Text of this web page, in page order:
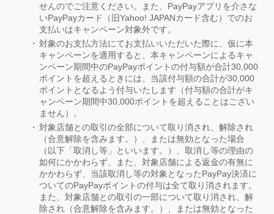
せんのでご注意ください。また、PayPayアプリを介さな
いPayPayカード（旧Yahoo! JAPANカード含む）でのお
支払いはキャンペーン対象外です。
対象のお支払方法にてお支払いいただいた際に、仮に本
キャンペーンを適用すると、本キャンペーンによるキャ
ンペーン期間中のPayPayポイントの付与額が合計30,000
ポイントを超えるときには、当該付与額の合計が30,000
ポイントとなるよう付与いたします（付与額の合計がキ
ャンペーン期間中30,000ポイントを超えることはござい
ません）。
対象店舗との取引の全部について取り消され、解除され
（合意解除を含みます。）、または無効となった場合
（以下「取消し等」といいます。）、取消し等の理由の
如何にかかわらず、また、対象店舗による返金の有無に
かかわらず、当該取消し等の対象となったPayPay決済に
ついてのPayPayポイントの付与は全て取り消されます。
また、対象店舗との取引の一部について取り消され、解
除され（合意解除を含みます。）、または無効となった